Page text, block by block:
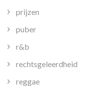
prijzen
puber
r&b
rechtsgeleerdheid
reggae